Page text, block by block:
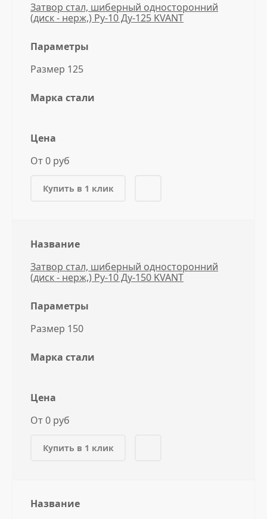
Затвор стал, шиберный односторонний
(диск - нерж,) Ру-10 Ду-125 KVANT
Параметры
Размер 125
Марка стали
Цена
От 0 руб
Купить в 1 клик
Название
Затвор стал, шиберный односторонний
(диск - нерж,) Ру-10 Ду-150 KVANT
Параметры
Размер 150
Марка стали
Цена
От 0 руб
Купить в 1 клик
Название